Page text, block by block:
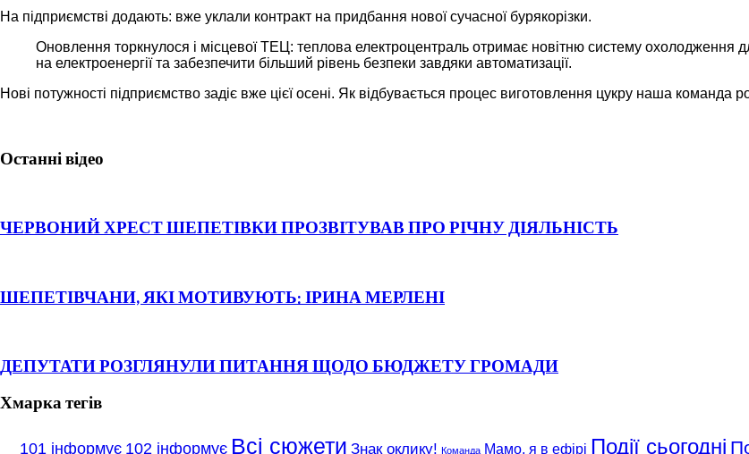
На підприємстві додають: вже уклали контракт на придбання нової сучасної бурякорізки.
Оновлення торкнулося і місцевої ТЕЦ: теплова електроцентраль отримає новітню систему охолодження
на електроенергії та забезпечити більший рівень безпеки завдяки автоматизації.
Нові потужності підприємство задіє вже цієї осені. Як відбувається процес виготовлення цукру наша команда
Останні відео
ЧЕРВОНИЙ ХРЕСТ ШЕПЕТІВКИ ПРОЗВІТУВАВ ПРО РІЧНУ ДІЯЛЬНІСТЬ
ШЕПЕТІВЧАНИ, ЯКІ МОТИВУЮТЬ: ІРИНА МЕРЛЕНІ
ДЕПУТАТИ РОЗГЛЯНУЛИ ПИТАННЯ ЩОДО БЮДЖЕТУ ГРОМАДИ
Хмарка тегів
101 інформує 102 інформує Всі сюжети Знак оклику! Команда Мамо, я в ефірі Події сьогодні